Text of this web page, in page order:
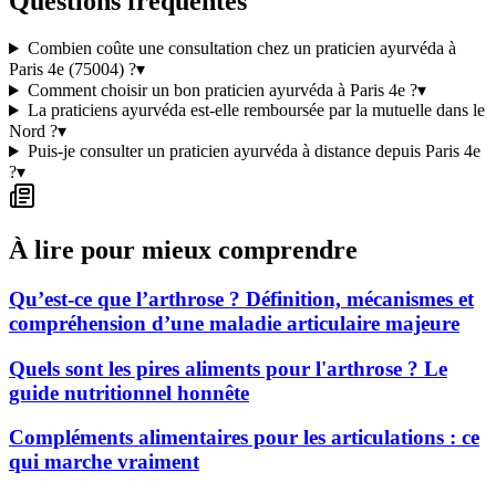
Combien coûte une consultation chez un praticien ayurvéda à
Paris 4e (75004) ?▾
Comment choisir un bon praticien ayurvéda à Paris 4e ?▾
La praticiens ayurvéda est-elle remboursée par la mutuelle dans le
Nord ?▾
Puis-je consulter un praticien ayurvéda à distance depuis Paris 4e
?▾
À lire pour mieux comprendre
Qu’est-ce que l’arthrose ? Définition, mécanismes et
compréhension d’une maladie articulaire majeure
Quels sont les pires aliments pour l'arthrose ? Le
guide nutritionnel honnête
Compléments alimentaires pour les articulations : ce
qui marche vraiment